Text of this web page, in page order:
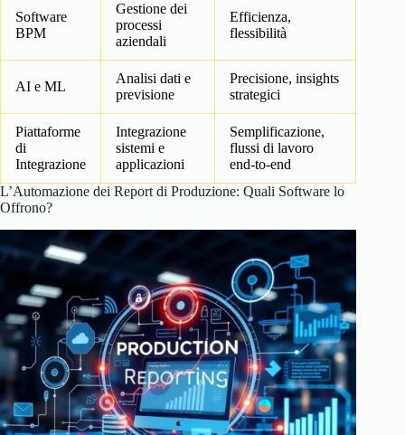
Software
BPM
Gestione dei
processi
aziendali
Efficienza,
flessibilità
AI e ML
Analisi dati e
previsione
Precisione, insights
strategici
Piattaforme
di
Integrazione
Integrazione
sistemi e
applicazioni
Semplificazione,
flussi di lavoro
end-to-end
L’Automazione dei Report di Produzione: Quali Software lo
Offrono?